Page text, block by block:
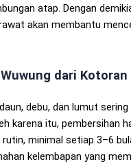
atap. Dengan
akan membantu
dari Kotoran
debu, dan lumut
karena itu, pembersihan
minimal setiap 3–6
kelembapan yang